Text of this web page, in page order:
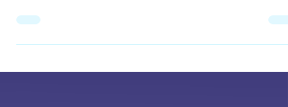
한가?” 라는 점입니다. 처음 접하는 분야이다 보니
험자를 우대한다는 내용도 있어서 초보자는 시작